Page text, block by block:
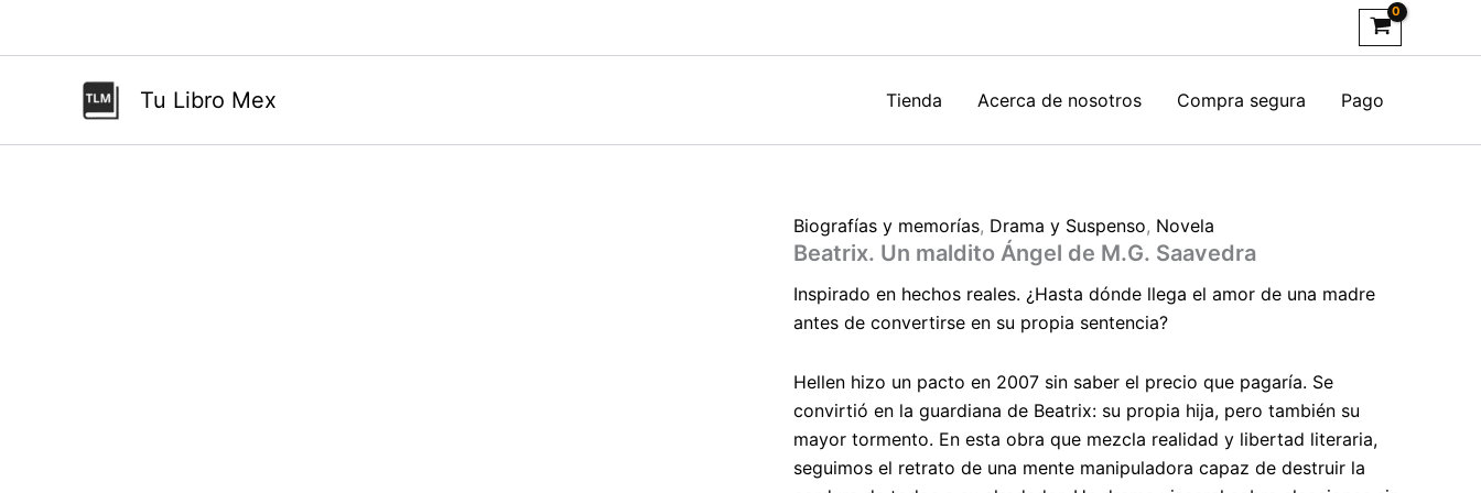
Tu Libro Mex Tienda Acerca de nosotros Compra segura Pago
Biografías y memorías, Drama y Suspenso, Novela
Beatrix. Un maldito Ángel de M.G. Saavedra
Inspirado en hechos reales. ¿Hasta dónde llega el amor de una madre
antes de convertirse en su propia sentencia?
Hellen hizo un pacto en 2007 sin saber el precio que pagaría. Se
convirtió en la guardiana de Beatrix: su propia hija, pero también su
mayor tormento. En esta obra que mezcla realidad y libertad literaria,
seguimos el retrato de una mente manipuladora capaz de destruir la
cantidad